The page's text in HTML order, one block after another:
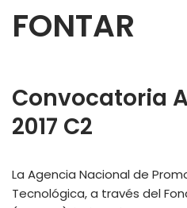
contenido
FONTAR
Convocatoria
2017 C2
La Agencia Nacional de
Tecnológica, a través del